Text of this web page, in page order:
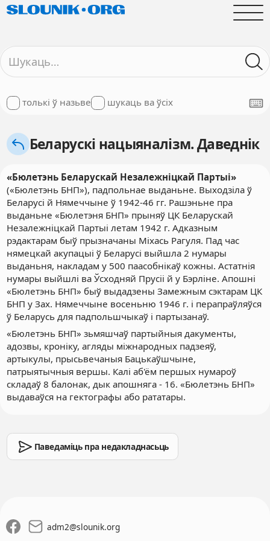
толькі ў назьве шукаць ва ўсіх
Беларускі нацыяналізм. Даведнік
«Бюлетэнь Беларускай Незалежніцкай Партыі»
(«Бюлетэнь БНП»), падпольнае выданьне. Выходзіла ў
Беларусі й Нямеччыне ў 1942-46 гг. Рашэньне пра
выданьне «Бюлетэня БНП» прыняў ЦК Беларускай
Незалежніцкай Партыі летам 1942 г. Адказным
рэдактарам быў прызначаны Міхась Рагуля. Пад час
нямецкай акупацыі ў Беларусі выйшла 2 нумары
выданьня, накладам у 500 паасобнікаў кожны. Астатнія
нумары выйшлі ва Ўсходняй Прусіі й у Бэрліне. Апошні
«Бюлетэнь БНП» быў выдадзены Замежным сэктарам ЦК
БНП у Зах. Нямеччыне восеньню 1946 г. і перапраўляўся
ў Беларусь для падпольшчыкаў і партызанаў.
«Бюлетэнь БНП» зьмяшчаў партыйныя дакументы,
адозвы, кроніку, агляды міжнародных падзеяў,
артыкулы, прысьвечаныя Бацькаўшчыне,
патрыятычныя вершы. Калі аб'ём першых нумароў
складаў 8 балонак, дык апошняга - 16. «Бюлетэнь БНП»
выдаваўся на гектографы або рататары.
Паведаміць пра недакладнасьць
adm2@slounik.org